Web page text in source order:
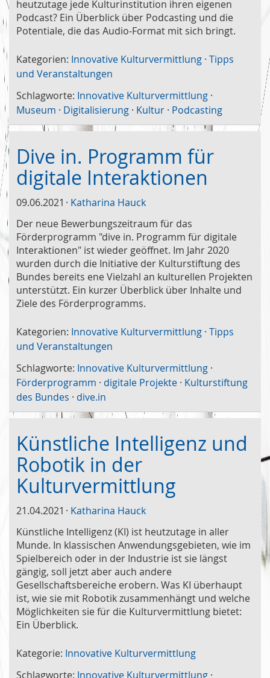
heutzutage jede Kulturinstitution ihren eigenen
Podcast? Ein Überblick über Podcasting und die
Potentiale, die das Audio-Format mit sich bringt.
Kategorien: Innovative Kulturvermittlung · Tipps
und Veranstaltungen
Schlagworte: Innovative Kulturvermittlung ·
Museum · Digitalisierung · Kultur · Podcasting
Dive in. Programm für
digitale Interaktionen
09.06.2021
Katharina Hauck
Der neue Bewerbungszeitraum für das
Förderprogramm "dive in. Programm für digitale
Interaktionen" ist wieder geöffnet. Im Jahr 2020
wurden durch die Initiative der Kulturstiftung des
Bundes bereits ene Vielzahl an kulturellen Projekten
unterstützt. Ein kurzer Überblick über Inhalte und
Ziele des Förderprogramms.
Kategorien: Innovative Kulturvermittlung · Tipps
und Veranstaltungen
Schlagworte: Innovative Kulturvermittlung ·
Förderprogramm · digitale Projekte · Kulturstiftung
des Bundes · dive.in
Künstliche Intelligenz und
Robotik in der
Kulturvermittlung
21.04.2021
Katharina Hauck
Künstliche Intelligenz (KI) ist heutzutage in aller
Munde. In klassischen Anwendungsgebieten, wie im
Spielbereich oder in der Industrie ist sie längst
gängig, soll jetzt aber auch andere
Gesellschaftsbereiche erobern. Was KI überhaupt
ist, wie sie mit Robotik zusammenhängt und welche
Möglichkeiten sie für die Kulturvermittlung bietet:
Ein Überblick.
Kategorie: Innovative Kulturvermittlung
Schlagworte: Innovative Kulturvermittlung ·